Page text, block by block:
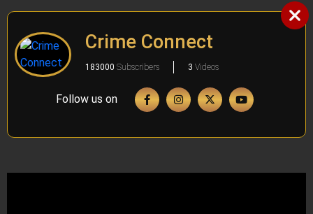
Crime Connect
183000 Subscribers 3 Videos
Follow us on